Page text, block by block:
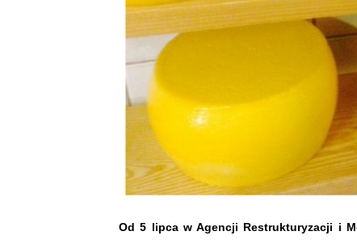
Od 5 lipca w Agencji Restrukturyzacji i